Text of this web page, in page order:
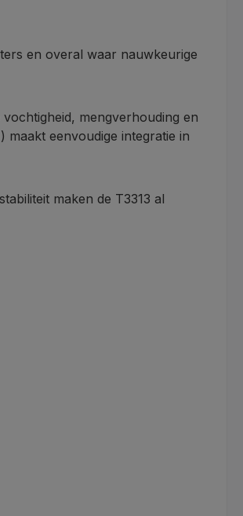
en overal waar nauwkeurige
mengverhouding en
eenvoudige integratie in
maken de T3313 al